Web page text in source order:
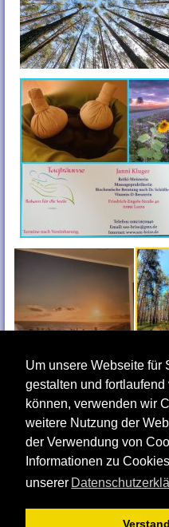
Um unsere Webseite für
gestalten und fortlaufend
können, verwenden wir
weitere Nutzung der
der Verwendung von
Informationen zu
unserer
Janni
40